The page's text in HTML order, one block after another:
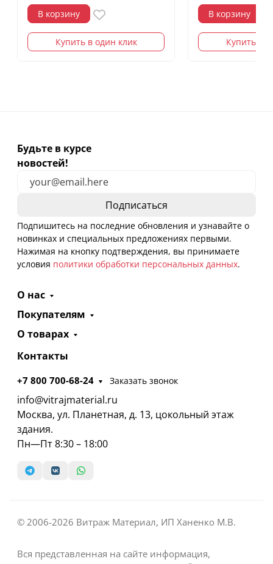
В корзину
Купить в один клик
В корзину
Купить в
Будьте в курсе
новостей!
Подпишитесь на последние обновления и узнавайте о
новинках и специальных предложениях первыми.
Нажимая на кнопку подтверждения, вы принимаете
условия политики обработки персональных данных.
О нас
Покупателям
О товарах
Контакты
+7 800 700-68-24 Заказать звонок
info@vitrajmaterial.ru
Москва, ул. Планетная, д. 13, цокольный этаж
здания.
Пн—Пт 8:30 – 18:00
© 2006-2026 Витраж Материал, ИП Ханенко М.В.
Вся представленная на сайте информация,